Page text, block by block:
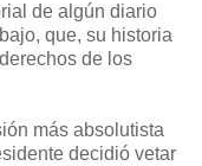
de algún diario
que, su historia
de los
más absolutista
decidió vetar